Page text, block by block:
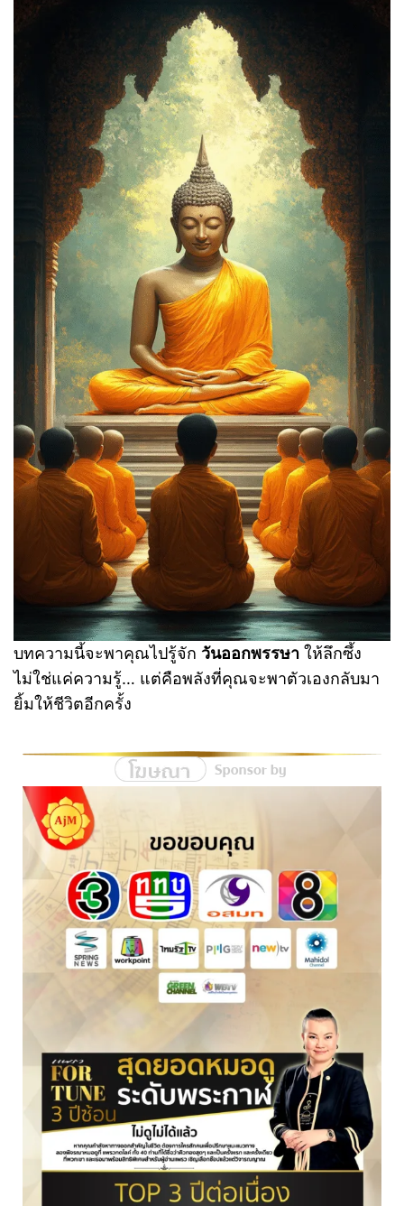
บทความนี้จะพาคุณไปรู้จัก วันออกพรรษา ให้ลึกซึ้ง
ไม่ใช่แค่ความรู้… แต่คือพลังที่คุณจะพาตัวเองกลับมา
ยิ้มให้ชีวิตอีกครั้ง